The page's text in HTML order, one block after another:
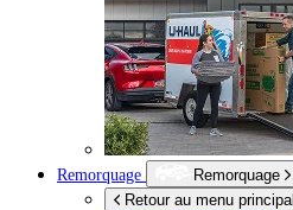
Remorquage
Remorquage
Retour au menu principal